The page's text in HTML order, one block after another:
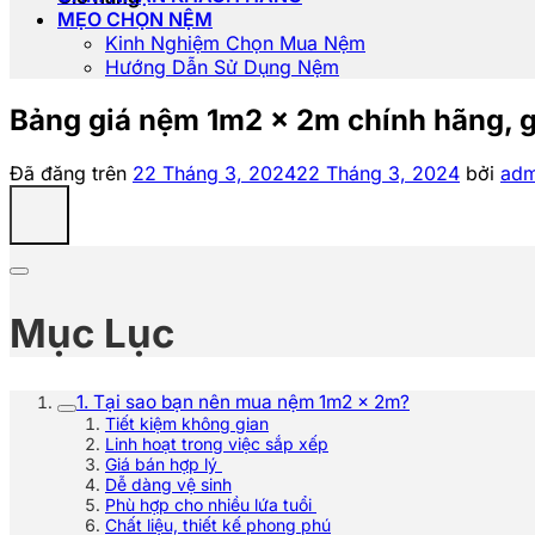
MẸO CHỌN NỆM
Kinh Nghiệm Chọn Mua Nệm
Hướng Dẫn Sử Dụng Nệm
Bảng giá nệm 1m2 x 2m chính hãng,
Đã đăng trên 22 Tháng 3, 202422 Tháng 3, 2024 bởi
Mục Lục
1. Tại sao bạn nên mua nệm 1m2 x 2m?
Tiết kiệm không gian
Linh hoạt trong việc sắp xếp
Giá bán hợp lý
Dễ dàng vệ sinh
Phù hợp cho nhiều lứa tuổi
Chất liệu, thiết kế phong phú